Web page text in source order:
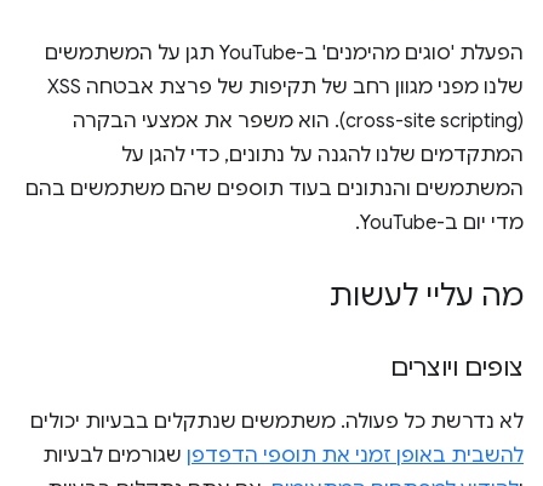
הפעלת 'סוגים מהימנים' ב-YouTube תגן על המשתמשים
(cross-site scripting). הוא משפר את אמצעי הבקרה
המתקדמים שלנו להגנה על נתונים, כדי להגן על
המשתמשים והנתונים בעוד תוספים שהם משתמשים בהם
מדי יום ב-YouTube.
מה עליי לעשות
צופים ויוצרים
לא נדרשת כל פעולה. משתמשים שנתקלים בבעיות יכולים
להשבית באופן זמני את תוספי הדפדפן שגורמים לבעיות